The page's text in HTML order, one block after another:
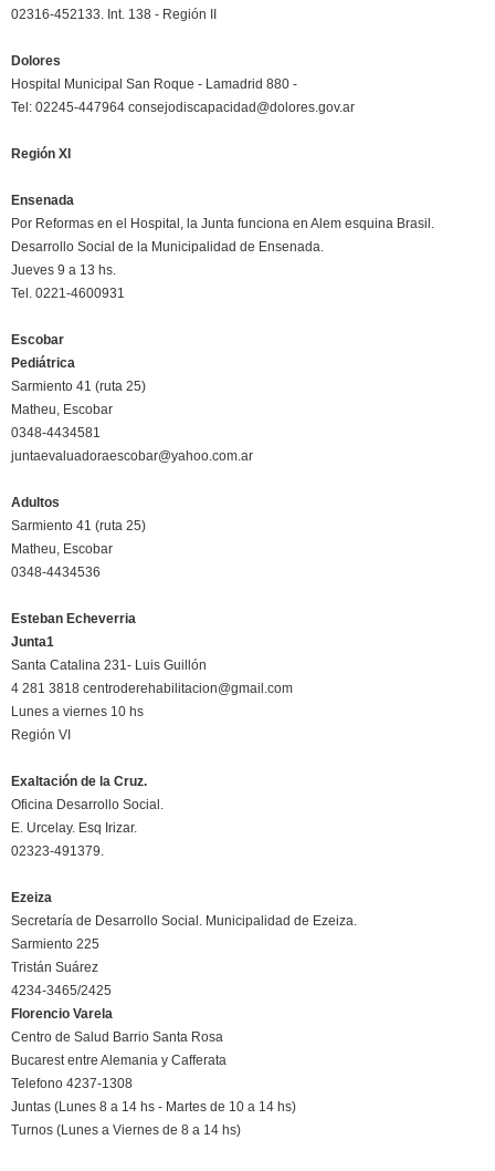
02316-452133. Int. 138 - Región II
Dolores
Hospital Municipal San Roque - Lamadrid 880 -
Tel: 02245-447964 consejodiscapacidad@dolores.gov.ar
Región XI
Ensenada
Por Reformas en el Hospital, la Junta funciona en Alem esquina Brasil.
Desarrollo Social de la Municipalidad de Ensenada.
Jueves 9 a 13 hs.
Tel. 0221-4600931
Escobar
Pediátrica
Sarmiento 41 (ruta 25)
Matheu, Escobar
0348-4434581
juntaevaluadoraescobar@yahoo.com.ar
Adultos
Sarmiento 41 (ruta 25)
Matheu, Escobar
0348-4434536
Esteban Echeverria
Junta1
Santa Catalina 231- Luis Guillón
4 281 3818 centroderehabilitacion@gmail.com
Lunes a viernes 10 hs
Región VI
Exaltación de la Cruz.
Oficina Desarrollo Social.
E. Urcelay. Esq Irizar.
02323-491379.
Ezeiza
Secretaría de Desarrollo Social. Municipalidad de Ezeiza.
Sarmiento 225
Tristán Suárez
4234-3465/2425
Florencio Varela
Centro de Salud Barrio Santa Rosa
Bucarest entre Alemania y Cafferata
Telefono 4237-1308
Juntas (Lunes 8 a 14 hs - Martes de 10 a 14 hs)
Turnos (Lunes a Viernes de 8 a 14 hs)